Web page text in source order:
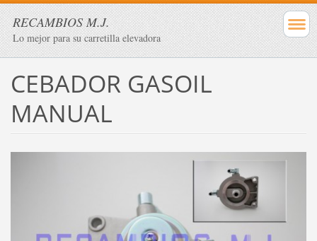
RECAMBIOS M.J.
Lo mejor para su carretilla elevadora
CEBADOR GASOIL
MANUAL